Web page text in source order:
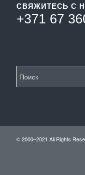
СВЯЖИТЕСЬ С
+371 67
© 2000–2021 All Rights